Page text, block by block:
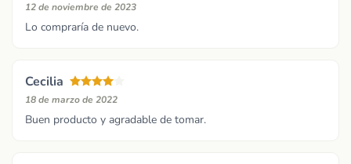
12 de noviembre de 2023
Lo compraría de nuevo.
Cecilia
18 de marzo de 2022
Buen producto y agradable de tomar.